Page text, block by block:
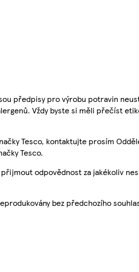
předpisy pro výrobu potravin
Vždy byste si měli přečíst
Tesco, kontaktujte prosím
Tesco.
odpovědnost za jakékoliv
bez předchozího